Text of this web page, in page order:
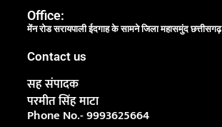
Office:
मेंन रोड सरायपाली ईदगाह के सामने जिला महासमुंद छत्तीसगढ़
Contact us
सह संपादक
परमीत सिंह माटा
Phone No.- 9993625664